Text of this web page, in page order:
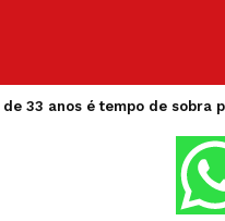
de 33 anos é tempo de